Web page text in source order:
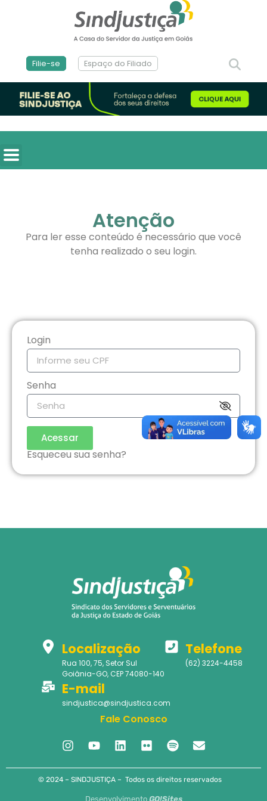
Filie-se Espaço do Filiado
Atenção
Para ler esse conteúdo é necessário que você
tenha realizado o seu login.
Login
Senha
Acessar
Esqueceu sua senha?
Localização
Rua 100, 75, Setor Sul
Goiânia-GO, CEP 74080-140
Telefone
(62) 3224-4458
E-mail
sindjustica@sindjustica.com
Fale Conosco
© 2024 – SINDJUSTIÇA – Todos os direitos reservados
Desenvolvimento GO!Sites